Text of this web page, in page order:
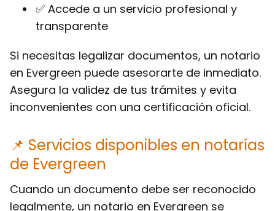
✅ Accede a un servicio profesional y
transparente
Si necesitas legalizar documentos, un notario
en Evergreen puede asesorarte de inmediato.
Asegura la validez de tus trámites y evita
inconvenientes con una certificación oficial.
📌 Servicios disponibles en notarías
de Evergreen
Cuando un documento debe ser reconocido
legalmente, un notario en Evergreen se